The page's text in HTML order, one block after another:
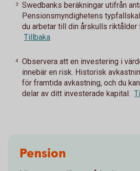
3
Swedbanks beräkningar utifrån
Pensionsmyndighetens
du arbetar till din årskulls riktålder
Tillbaka
4
Observera att en investering i
innebär en risk. Historisk
för framtida avkastning, och du
delar av ditt investerade kapital.
Pension